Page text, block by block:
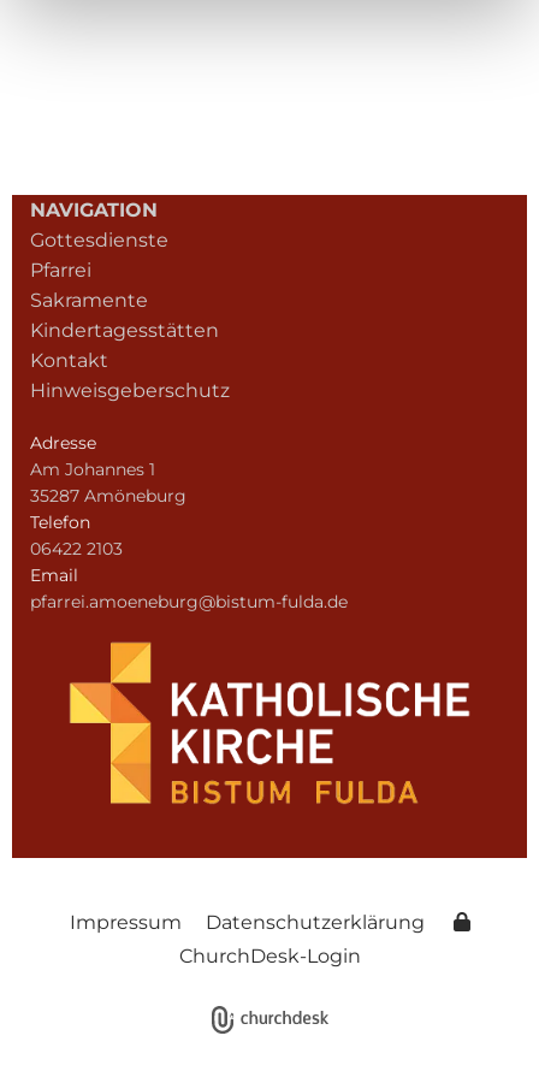
NAVIGATION
Gottesdienste
Pfarrei
Sakramente
Kindertagesstätten
Kontakt
Hinweisgeberschutz
Adresse
Am Johannes 1
35287 Amöneburg
Telefon
06422 2103
Email
pfarrei.amoeneburg@bistum-fulda.de
Impressum
Datenschutzerklärung
ChurchDesk-Login